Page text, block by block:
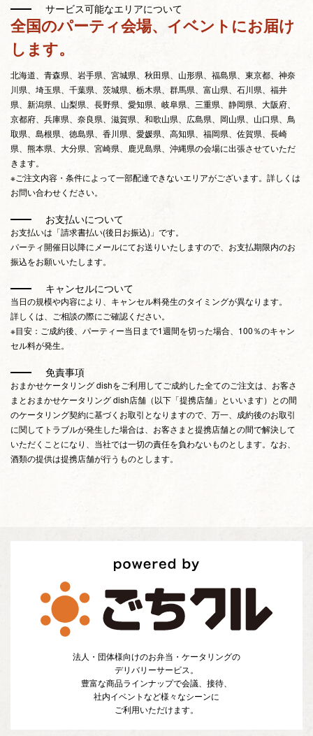
サービス可能なエリアについて
全国のパーティ会場、イベントにお届け
します。
北海道、青森県、岩手県、宮城県、秋田県、山形県、福島県、東京都、神奈
川県、埼玉県、千葉県、茨城県、栃木県、群馬県、富山県、石川県、福井
県、新潟県、山梨県、長野県、愛知県、岐阜県、三重県、静岡県、大阪府、
京都府、兵庫県、奈良県、滋賀県、和歌山県、広島県、岡山県、山口県、鳥
取県、島根県、徳島県、香川県、愛媛県、高知県、福岡県、佐賀県、長崎
県、熊本県、大分県、宮崎県、鹿児島県、沖縄県の会場に出張させていただ
きます。
※ご注文内容・条件によって一部配達できないエリアがございます。詳しくは
お問い合わせください。
お支払いについて
お支払いは「請求書払い(後日お振込)」です。
パーティ開催日以降にメールにてお送りいたしますので、お支払期限内のお
振込をお願いいたします。
キャンセルについて
当日の規模や内容により、キャンセル料発生のタイミングが異なります。
詳しくは、ご相談の際にご確認ください。
※目安：ご成約後、パーティー当日まで1週間を切った場合、100％のキャン
セル料が発生。
免責事項
おまかせケータリング dishをご利用してご成約した全てのご注文は、お客さ
まとおまかせケータリング dish店舗（以下「提携店舗」といいます）との間
のケータリング契約に基づくお取引となりますので、万一、成約後のお取引
に関してトラブルが発生した場合は、お客さまと提携店舗との間で解決して
いただくことになり、当社では一切の責任を負わないものとします。なお、
酒類の提供は提携店舗が行うものとします。
法人・団体様向けのお弁当・ケータリングの
デリバリーサービス。
豊富な商品ラインナップで会議、接待、
社内イベントなど様々なシーンに
ご利用いただけます。